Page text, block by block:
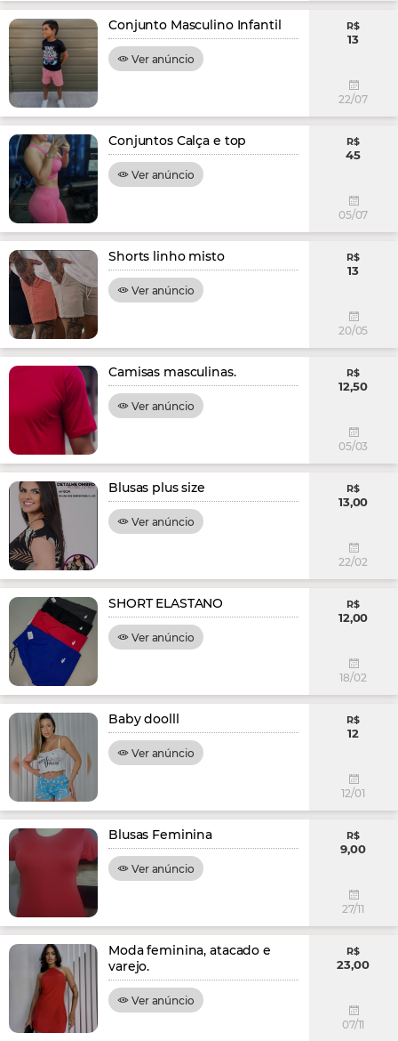
Conjunto Masculino Infantil
Ver anúncio
R$
13
22/07
Conjuntos Calça e top
Ver anúncio
R$
45
05/07
Shorts linho misto
Ver anúncio
R$
13
20/05
Camisas masculinas.
Ver anúncio
R$
12,50
05/03
Blusas plus size
Ver anúncio
R$
13,00
22/02
SHORT ELASTANO
Ver anúncio
R$
12,00
18/02
Baby doolll
Ver anúncio
R$
12
12/01
Blusas Feminina
Ver anúncio
R$
9,00
27/11
Moda feminina, atacado e
varejo.
Ver anúncio
R$
23,00
07/11